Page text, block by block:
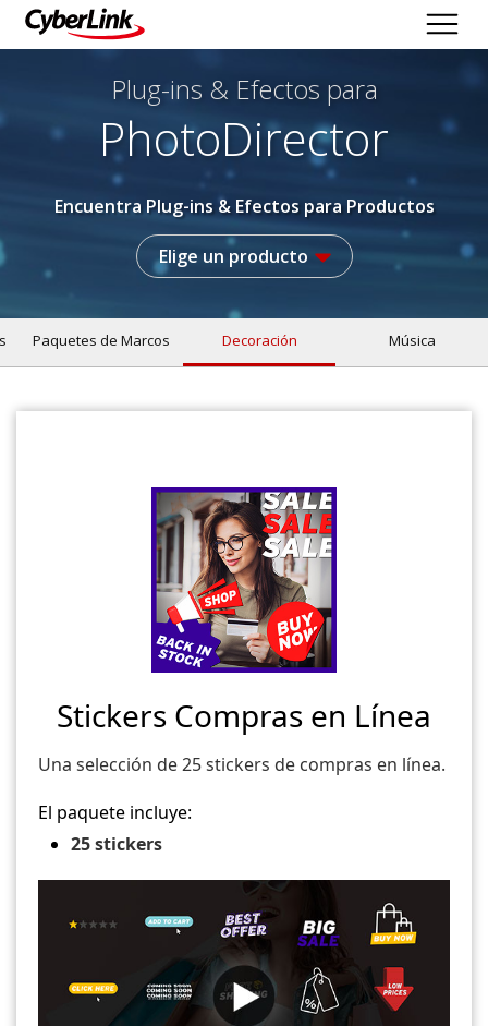
Plug-ins & Efectos para
PhotoDirector
Encuentra Plug-ins & Efectos para Productos
Elige un producto
Paquetes de Marcos Decoración Música
Stickers Compras en Línea
Una selección de 25 stickers de compras en línea.
El paquete incluye:
25 stickers